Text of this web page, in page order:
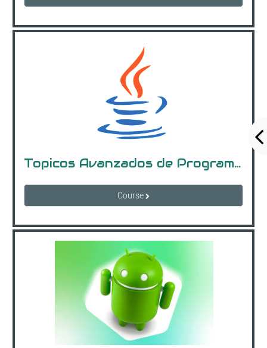
Topicos Avanzados de Programacion -- Gpo "B" (17-18hrs)
Course